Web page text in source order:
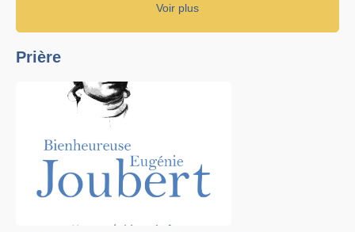
Voir plus
Prière